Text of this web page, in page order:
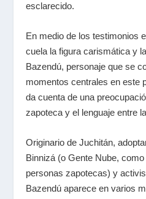
esclarecido.
En medio de los testimonios
cuela la figura carismática y
Bazendú, personaje que se
momentos centrales en este
da cuenta de una
zapoteca y el lenguaje entre
Originario de Juchitán,
Binnizá (o Gente Nube,
personas zapotecas) y
Bazendú aparece en varios